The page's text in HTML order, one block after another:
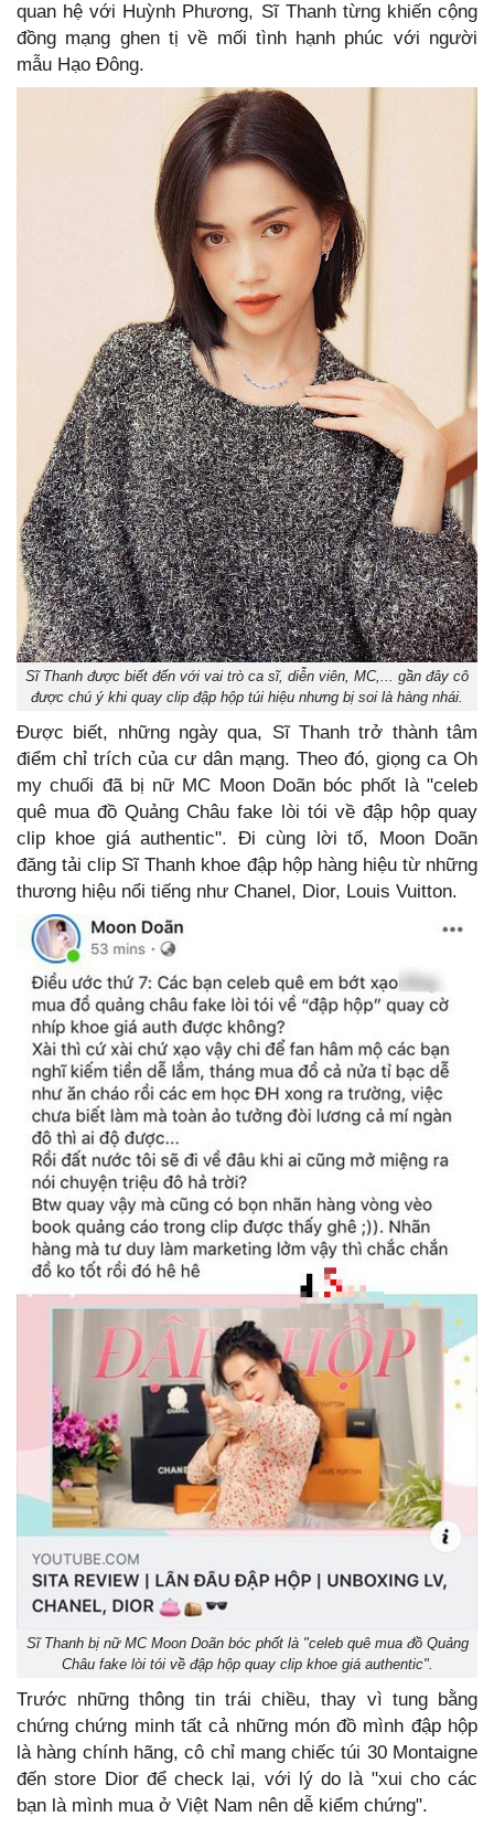
quan hệ với Huỳnh Phương, Sĩ Thanh từng khiến cộng
đồng mạng ghen tị về mối tình hạnh phúc với người
mẫu Hạo Đông.
Sĩ Thanh được biết đến với vai trò ca sĩ, diễn viên, MC,... gần đây cô
được chú ý khi quay clip đập hộp túi hiệu nhưng bị soi là hàng nhái.
Được biết, những ngày qua, Sĩ Thanh trở thành tâm
điểm chỉ trích của cư dân mạng. Theo đó, giọng ca Oh
my chuối đã bị nữ MC Moon Doãn bóc phốt là "celeb
quê mua đồ Quảng Châu fake lòi tói về đập hộp quay
clip khoe giá authentic". Đi cùng lời tố, Moon Doãn
đăng tải clip Sĩ Thanh khoe đập hộp hàng hiệu từ những
thương hiệu nổi tiếng như Chanel, Dior, Louis Vuitton.
Sĩ Thanh bị nữ MC Moon Doãn bóc phốt là "celeb quê mua đồ Quảng
Châu fake lòi tói về đập hộp quay clip khoe giá authentic".
Trước những thông tin trái chiều, thay vì tung bằng
chứng chứng minh tất cả những món đồ mình đập hộp
là hàng chính hãng, cô chỉ mang chiếc túi 30 Montaigne
đến store Dior để check lại, với lý do là "xui cho các
bạn là mình mua ở Việt Nam nên dễ kiểm chứng".